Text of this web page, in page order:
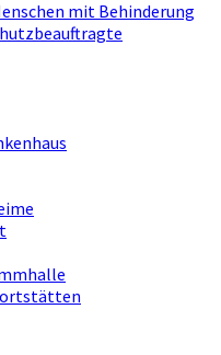
mit Behinderung